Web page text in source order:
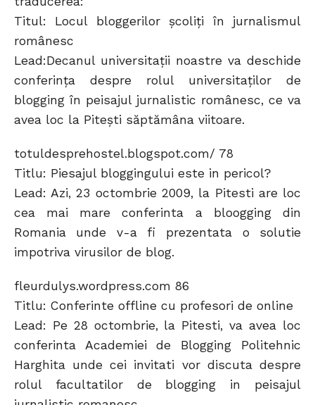
Titul: Locul bloggerilor şcoliţi în jurnalismul
românesc
Lead:Decanul universitaţii noastre va deschide
conferinţa despre rolul universitaţilor de
blogging în peisajul jurnalistic românesc, ce va
avea loc la Piteşti săptămâna viitoare.
totuldesprehostel.blogspot.com/ 78
Titlu: Piesajul bloggingului este in pericol?
Lead: Azi, 23 octombrie 2009, la Pitesti are loc
cea mai mare conferinta a bloogging din
Romania unde v-a fi prezentata o solutie
impotriva virusilor de blog.
fleurdulys.wordpress.com 86
Titlu: Conferinte offline cu profesori de online
Lead: Pe 28 octombrie, la Pitesti, va avea loc
conferinta Academiei de Blogging Politehnic
Harghita unde cei invitati vor discuta despre
rolul facultatilor de blogging in peisajul